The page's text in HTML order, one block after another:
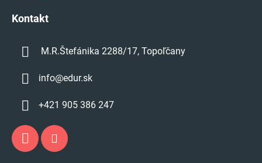
Kontakt
M.R.Štefánika 2288/17, Topoľčany
info@edur.sk
+421 905 386 247